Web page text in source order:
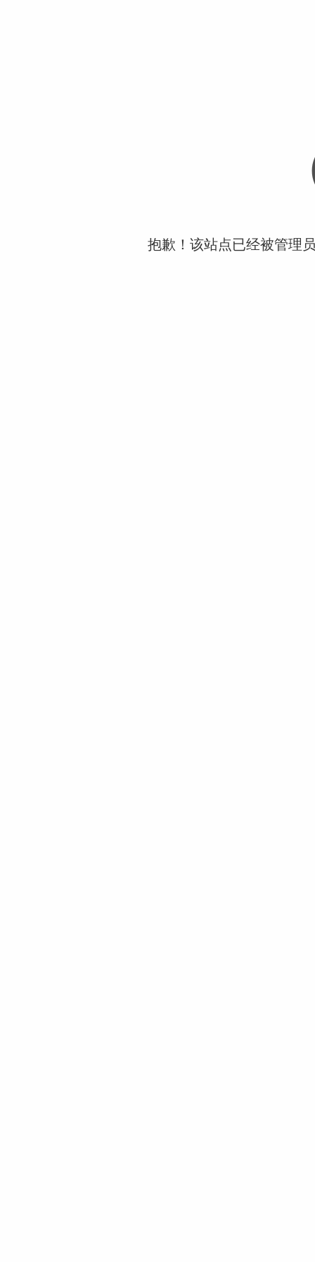
抱歉！该站点已经被管理